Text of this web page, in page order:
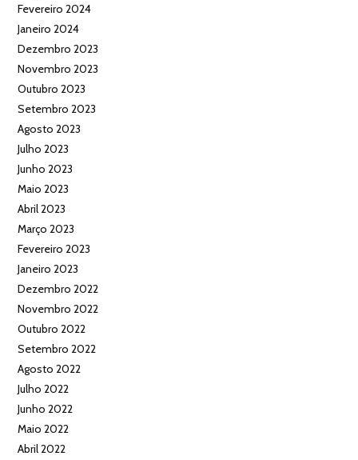
Fevereiro 2024
Janeiro 2024
Dezembro 2023
Novembro 2023
Outubro 2023
Setembro 2023
Agosto 2023
Julho 2023
Junho 2023
Maio 2023
Abril 2023
Março 2023
Fevereiro 2023
Janeiro 2023
Dezembro 2022
Novembro 2022
Outubro 2022
Setembro 2022
Agosto 2022
Julho 2022
Junho 2022
Maio 2022
Abril 2022